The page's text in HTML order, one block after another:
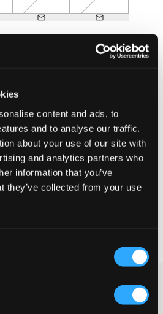
content and ads, to
and to analyse our traffic.
about your use of our site with
and analytics partners who
information that you’ve
they’ve collected from your use
Perfekt
Pella P. Vadderingen består av
krage med avtagbar huva. Fickor